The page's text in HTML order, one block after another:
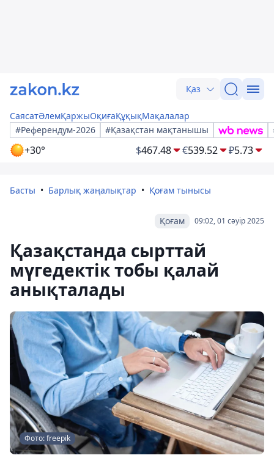
Қаз
СаясатӘлемҚаржыОқиғаҚұқықМақалалар
#Референдум-2026
#Қазақстан мақтанышы
+30° $467.48 €539.52 ₽5.73
Басты Барлық жаңалықтар Қоғам тынысы
09:02, 01 сәуір 2025
Қоғам
Қазақстанда сырттай
мүгедектік тобы қалай
анықталады
Фото: freepik